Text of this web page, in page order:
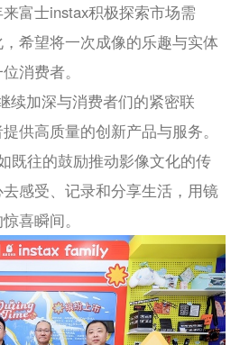
富士instax积极探索市场需
希望将一次成像的乐趣与实体
消费者。
续加深与消费者们的紧密联
供高质量的创新产品与服务。
既往的鼓励推动影像文化的传
感受、记录和分享生活，用镜
喜瞬间。